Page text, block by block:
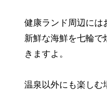
健康ランド周辺には
新鮮な海鮮を七輪で
きますよ。
温泉以外にも楽しむ